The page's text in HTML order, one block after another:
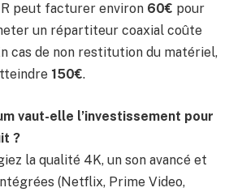
peut facturer environ 60€ pour
un répartiteur coaxial coûte
cas de non restitution du matériel,
150€.
vaut-elle l’investissement pour
?
la qualité 4K, un son avancé et
(Netflix, Prime Video,